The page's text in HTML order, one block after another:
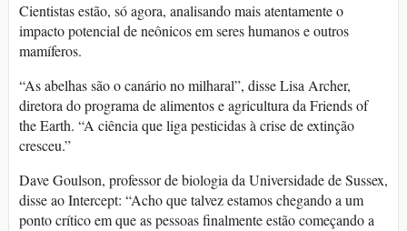
Cientistas estão, só agora, analisando mais atentamente o
impacto potencial de neônicos em seres humanos e outros
mamíferos.
“As abelhas são o canário no milharal”, disse Lisa Archer,
diretora do programa de alimentos e agricultura da Friends of
the Earth. “A ciência que liga pesticidas à crise de extinção
cresceu.”
Dave Goulson, professor de biologia da Universidade de Sussex,
disse ao Intercept: “Acho que talvez estamos chegando a um
ponto crítico em que as pessoas finalmente estão começando a